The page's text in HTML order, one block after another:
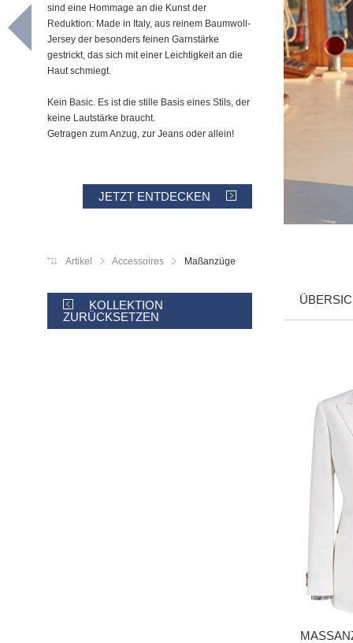
sind eine Hommage an die Kunst der
Reduktion: Made in Italy, aus reinem Baumwoll-
Jersey der besonders feinen Garnstärke
gestrickt, das sich mit einer Leichtigkeit an die
Haut schmiegt.
Kein Basic. Es ist die stille Basis eines Stils, der
keine Lautstärke braucht.
Getragen zum Anzug, zur Jeans oder allein!
JETZT ENTDECKEN
Artikel Accessoires Maßanzüge
KOLLEKTION
ZURÜCKSETZEN